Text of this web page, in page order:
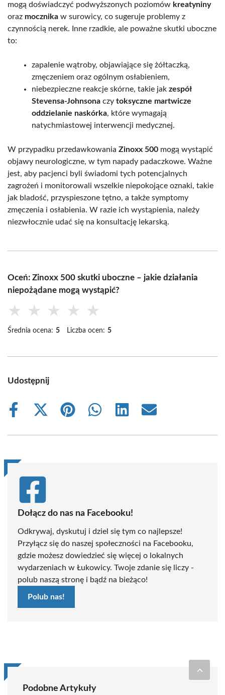
mogą doświadczyć podwyższonych poziomów kreatyniny
oraz mocznika w surowicy, co sugeruje problemy z
czynnością nerek. Inne rzadkie, ale poważne skutki uboczne
to:
zapalenie wątroby, objawiające się żółtaczką,
zmęczeniem oraz ogólnym osłabieniem,
niebezpieczne reakcje skórne, takie jak zespół
Stevensa-Johnsona czy toksyczne martwicze
oddzielanie naskórka, które wymagają
natychmiastowej interwencji medycznej.
W przypadku przedawkowania Zinoxx 500 mogą wystąpić
objawy neurologiczne, w tym napady padaczkowe. Ważne
jest, aby pacjenci byli świadomi tych potencjalnych
zagrożeń i monitorowali wszelkie niepokojące oznaki, takie
jak bladość, przyspieszone tętno, a także symptomy
zmęczenia i osłabienia. W razie ich wystąpienia, należy
niezwłocznie udać się na konsultację lekarską.
Oceń: Zinoxx 500 skutki uboczne – jakie działania
niepożądane mogą wystąpić?
★ ★ ★ ★ ★
Średnia ocena: 5 Liczba ocen: 5
Udostępnij
Share
Share
(Twitter)
Share
Share
Share
Share
Dołącz do nas na Facebooku!
Odkrywaj, dyskutuj i dziel się tym co najlepsze!
Przyłącz się do naszej społeczności na Facebooku,
gdzie możesz dowiedzieć się więcej o lokalnych
wydarzeniach w Łukowicy. Twoje zdanie się liczy -
polub naszą stronę i bądź na bieżąco!
Polub nas!
Podobne Artykuły